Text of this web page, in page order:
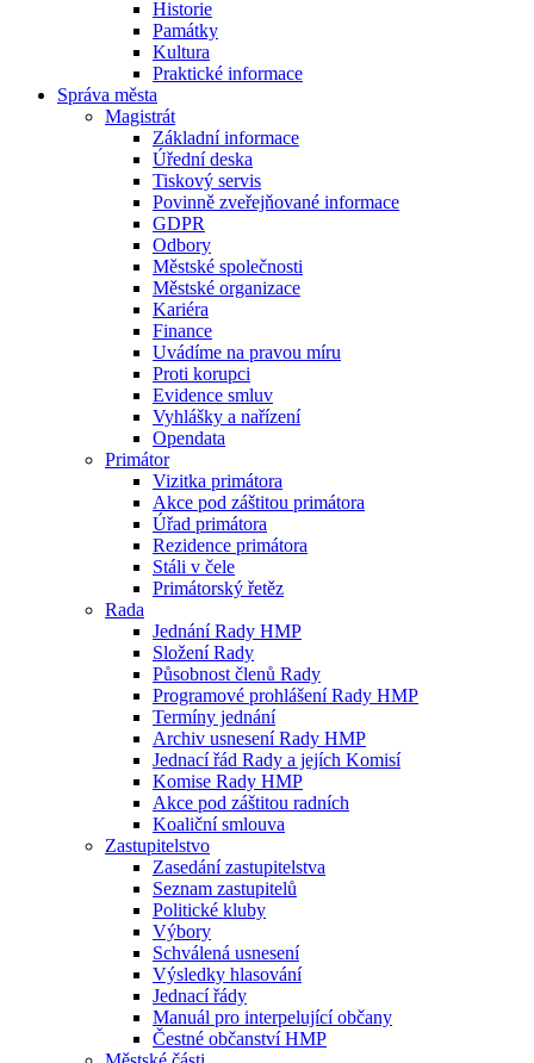
Historie
Památky
Kultura
Praktické informace
Správa města
Magistrát
Základní informace
Úřední deska
Tiskový servis
Povinně zveřejňované informace
GDPR
Odbory
Městské společnosti
Městské organizace
Kariéra
Finance
Uvádíme na pravou míru
Proti korupci
Evidence smluv
Vyhlášky a nařízení
Opendata
Primátor
Vizitka primátora
Akce pod záštitou primátora
Úřad primátora
Rezidence primátora
Stáli v čele
Primátorský řetěz
Rada
Jednání Rady HMP
Složení Rady
Působnost členů Rady
Programové prohlášení Rady HMP
Termíny jednání
Archiv usnesení Rady HMP
Jednací řád Rady a jejích Komisí
Komise Rady HMP
Akce pod záštitou radních
Koaliční smlouva
Zastupitelstvo
Zasedání zastupitelstva
Seznam zastupitelů
Politické kluby
Výbory
Schválená usnesení
Výsledky hlasování
Jednací řády
Manuál pro interpelující občany
Čestné občanství HMP